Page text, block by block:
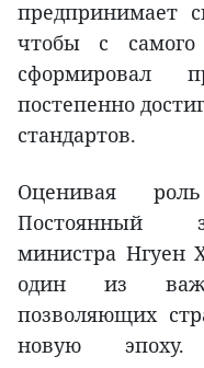
предпринимает
чтобы с
сформировал
постепенно
стандартов.
Оценивая
Постоянный
министра Нгуен
один из
позволяющих
новую эпоху.